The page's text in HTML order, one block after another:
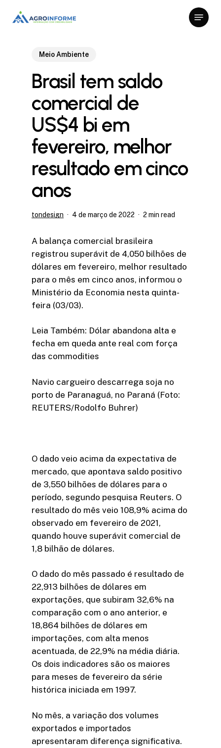
Menu
Meio Ambiente
Brasil tem saldo
comercial de
US$4 bi em
fevereiro, melhor
resultado em cinco
anos
tondesign 4 de março de 2022 2 min read
A balança comercial brasileira
registrou superávit de 4,050 bilhões de
dólares em fevereiro, melhor resultado
para o mês em cinco anos, informou o
Ministério da Economia nesta quinta-
feira (03/03).
Leia Também: Dólar abandona alta e
fecha em queda ante real com força
das commodities
Navio cargueiro descarrega soja no
porto de Paranaguá, no Paraná (Foto:
REUTERS/Rodolfo Buhrer)
O dado veio acima da expectativa de
mercado, que apontava saldo positivo
de 3,550 bilhões de dólares para o
período, segundo pesquisa Reuters. O
resultado do mês veio 108,9% acima do
observado em fevereiro de 2021,
quando houve superávit comercial de
1,8 bilhão de dólares.
O dado do mês passado é resultado de
22,913 bilhões de dólares em
exportações, que subiram 32,6% na
comparação com o ano anterior, e
18,864 bilhões de dólares em
importações, com alta menos
acentuada, de 22,9% na média diária.
Os dois indicadores são os maiores
para meses de fevereiro da série
histórica iniciada em 1997.
No mês, a variação dos volumes
exportados e importados
apresentaram diferença significativa.